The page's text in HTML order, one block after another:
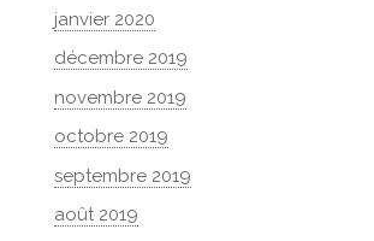
janvier 2020
décembre 2019
novembre 2019
octobre 2019
septembre 2019
août 2019